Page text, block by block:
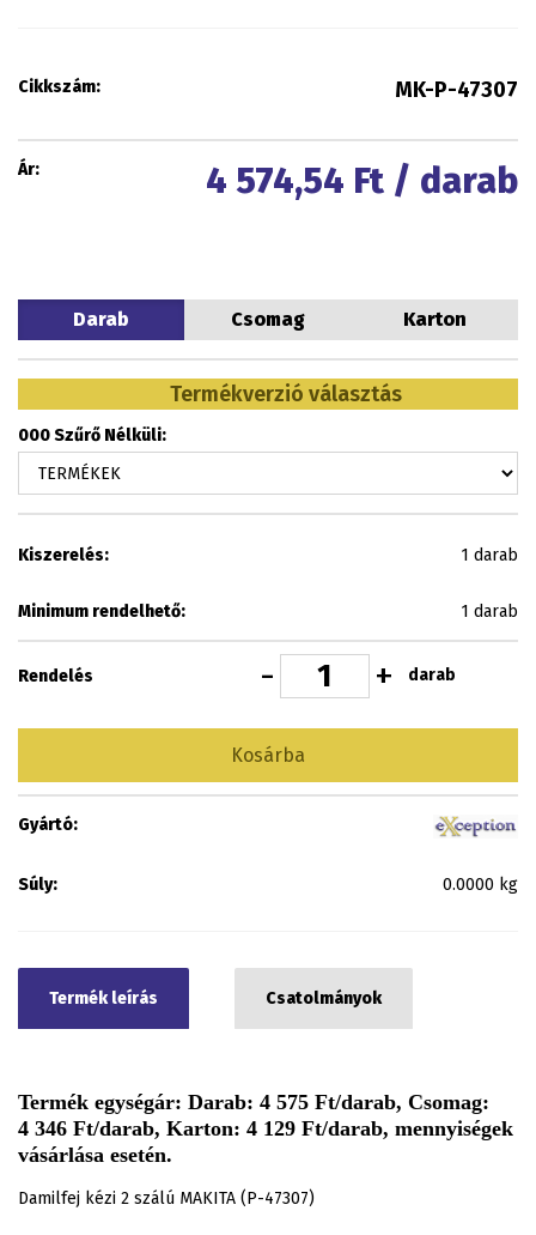
Cikkszám: MK-P-47307
Ár: 4 574,54 Ft / darab
Darab Csomag Karton
Termékverzió választás
000 Szűrő Nélküli:
Kiszerelés: 1 darab
Minimum rendelhető: 1 darab
Rendelés - + darab
Kosárba
Gyártó:
Súly: 0.0000 kg
Termék leírás Csatolmányok
Termék egységár: Darab: 4 575 Ft/darab, Csomag:
4 346 Ft/darab, Karton: 4 129 Ft/darab, mennyiségek
vásárlása esetén.
Damilfej kézi 2 szálú MAKITA (P-47307)